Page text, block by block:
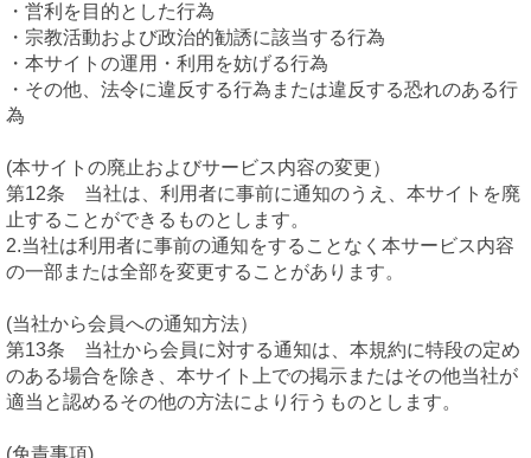
・営利を目的とした行為
・宗教活動および政治的勧誘に該当する行為
・本サイトの運用・利用を妨げる行為
・その他、法令に違反する行為または違反する恐れのある行
為
(本サイトの廃止およびサービス内容の変更）
第12条 当社は、利用者に事前に通知のうえ、本サイトを廃
止することができるものとします。
2.当社は利用者に事前の通知をすることなく本サービス内容
の一部または全部を変更することがあります。
(当社から会員への通知方法）
第13条 当社から会員に対する通知は、本規約に特段の定め
のある場合を除き、本サイト上での掲示またはその他当社が
適当と認めるその他の方法により行うものとします。
(免責事項)